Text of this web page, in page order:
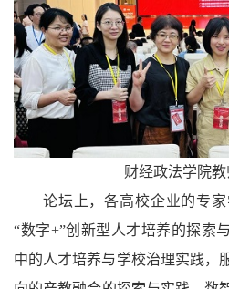
财经政法学院
论坛上，各高校企业的专
“数字+”创新型人才培养的探索
中的人才培养与学校治理实践，